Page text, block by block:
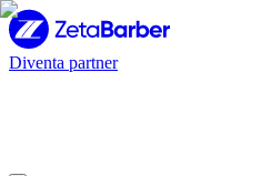
Diventa partner